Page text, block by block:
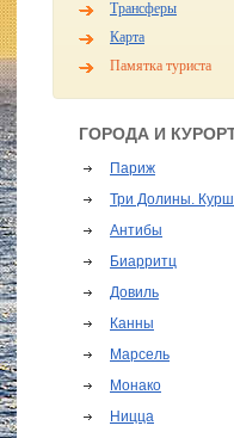
Трансферы
Карта
Памятка туриста
ГОРОДА И
Париж
Три Долины.
Антибы
Биарритц
Довиль
Канны
Марсель
Монако
Ницца